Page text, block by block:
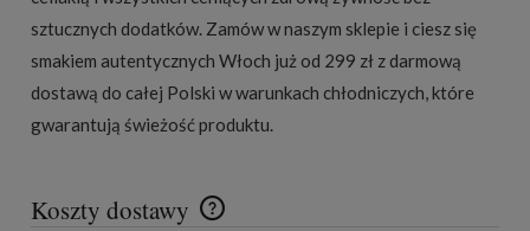
sztucznych dodatków. Zamów w naszym sklepie i ciesz się
smakiem autentycznych Włoch już od 299 zł z darmową
dostawą do całej Polski w warunkach chłodniczych, które
gwarantują świeżość produktu.
Koszty dostawy